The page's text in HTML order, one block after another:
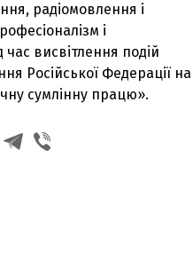
радіомовлення і
і
час висвітлення подій
Російської Федерації на
сумлінну працю».